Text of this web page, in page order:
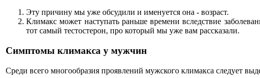
Эту причину мы уже обсудили и именуется она - возраст.
Климакс может наступать раньше времени вследствие
тот самый тестостерон, про который мы уже вам рассказали.
Симптомы климакса у мужчин
Среди всего многообразия проявлений мужского климакса следует